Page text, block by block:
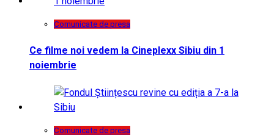
Comunicate de presa
Ce filme noi vedem la Cineplexx Sibiu din 1
noiembrie
Comunicate de presa